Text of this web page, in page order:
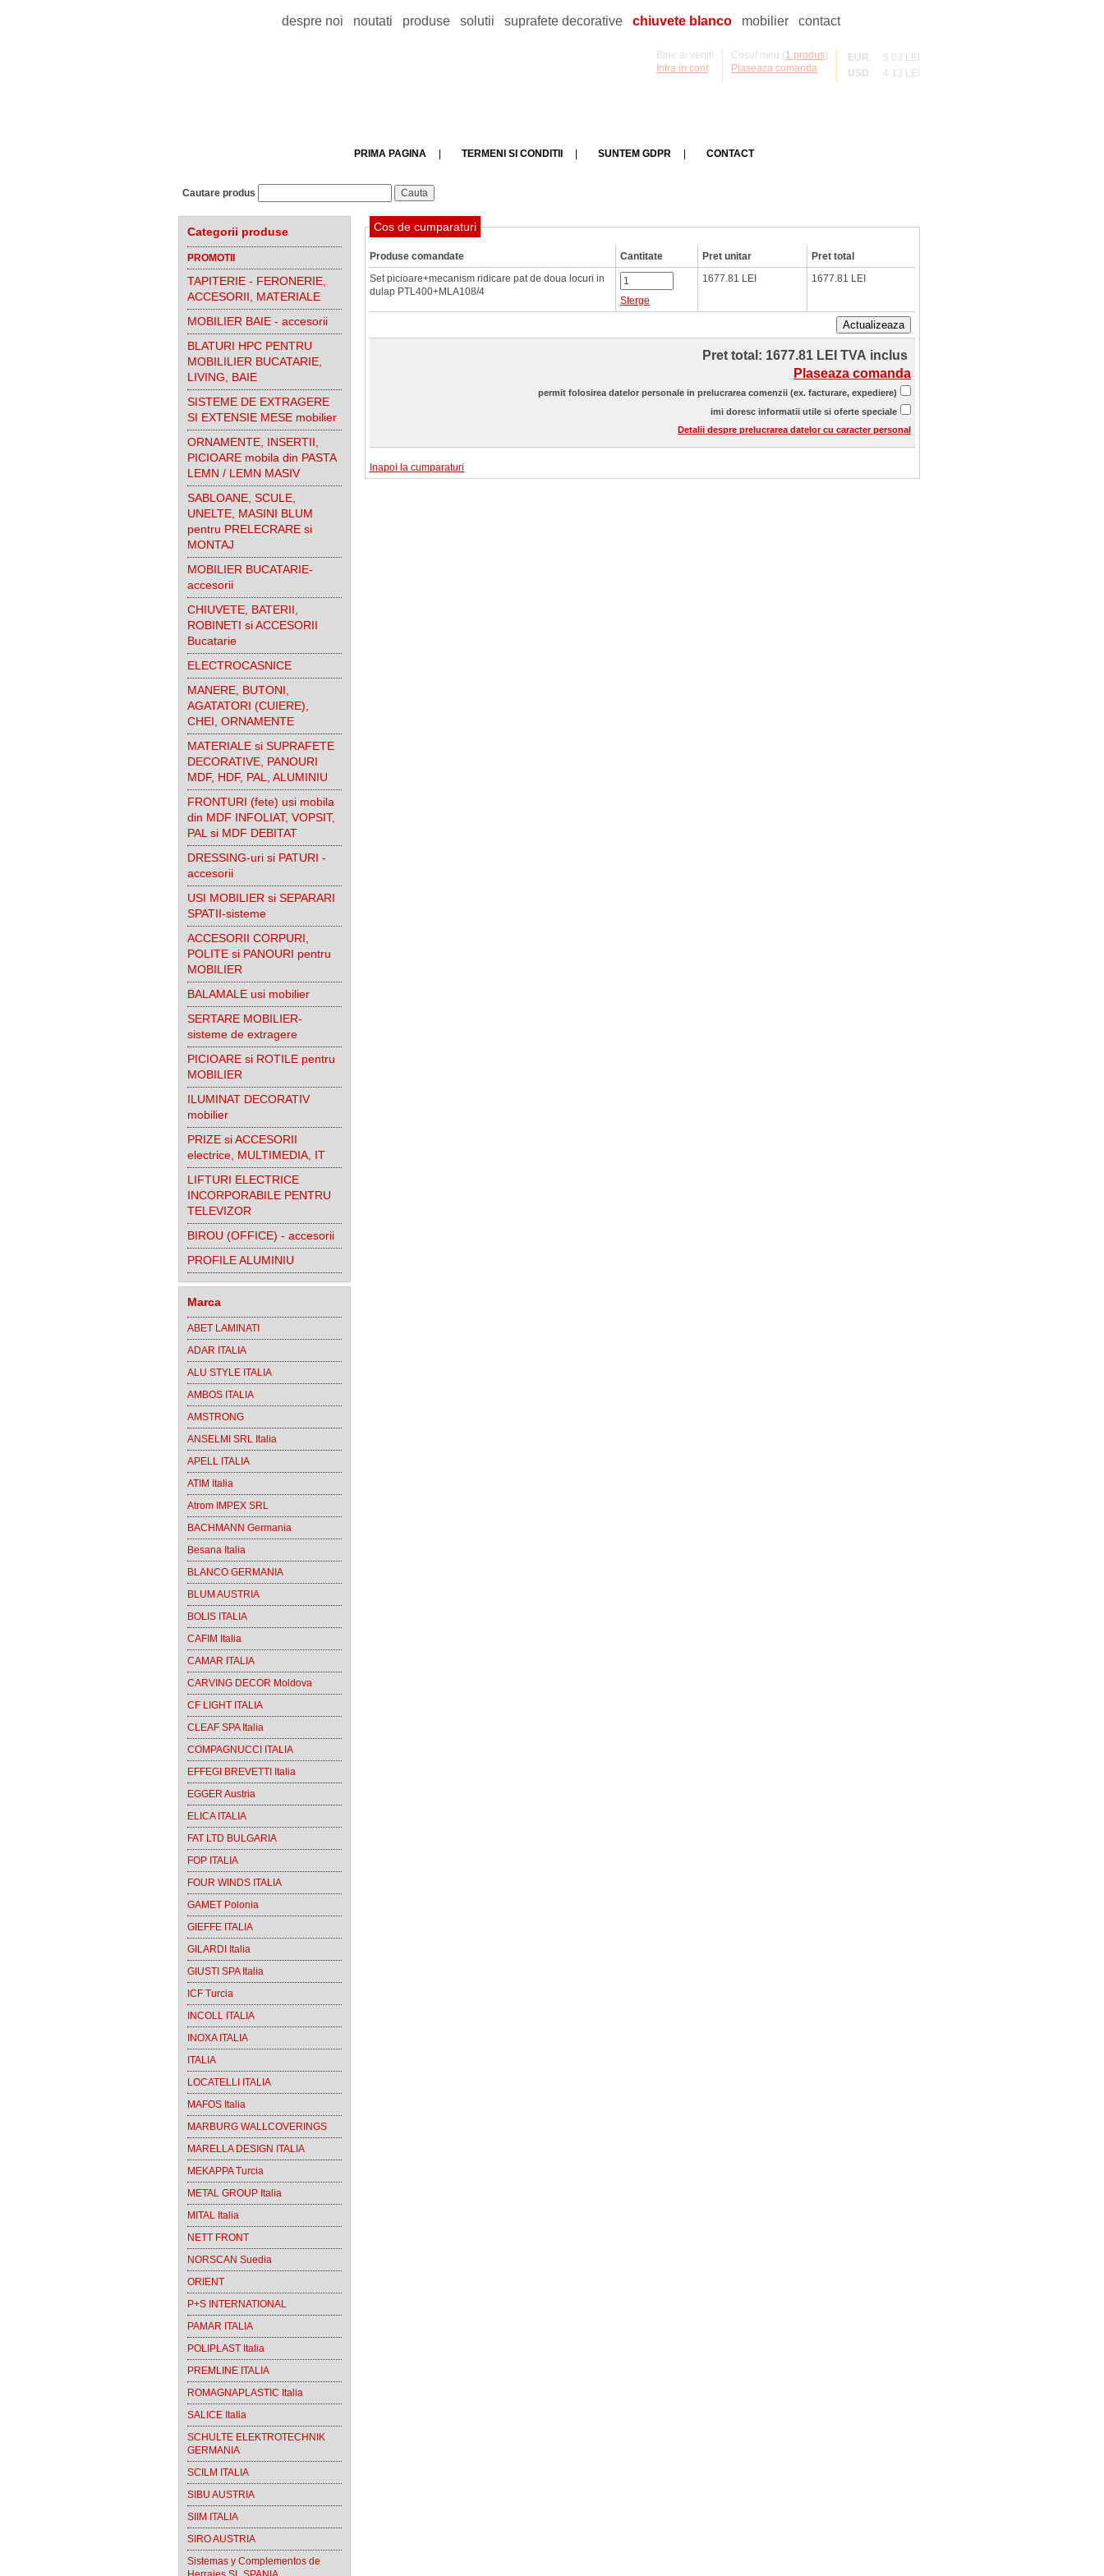
despre noi noutati produse solutii suprafete decorative chiuvete blanco mobilier contact
Bine ai venit!
Intra in cont
Cosul meu (1 produs)
Plaseaza comanda
EUR:
5.03 LEI
USD: 4.13 LEI
PRIMA PAGINA TERMENI SI CONDITII SUNTEM GDPR CONTACT
Cautare produs
Categorii produse
PROMOTII
TAPITERIE - FERONERIE,
ACCESORII, MATERIALE
MOBILIER BAIE - accesorii
BLATURI HPC PENTRU
MOBILILIER BUCATARIE,
LIVING, BAIE
SISTEME DE EXTRAGERE
SI EXTENSIE MESE mobilier
ORNAMENTE, INSERTII,
PICIOARE mobila din PASTA
LEMN / LEMN MASIV
SABLOANE, SCULE,
UNELTE, MASINI BLUM
pentru PRELECRARE si
MONTAJ
MOBILIER BUCATARIE-
accesorii
CHIUVETE, BATERII,
ROBINETI si ACCESORII
Bucatarie
ELECTROCASNICE
MANERE, BUTONI,
AGATATORI (CUIERE),
CHEI, ORNAMENTE
MATERIALE si SUPRAFETE
DECORATIVE, PANOURI
MDF, HDF, PAL, ALUMINIU
FRONTURI (fete) usi mobila
din MDF INFOLIAT, VOPSIT,
PAL si MDF DEBITAT
DRESSING-uri si PATURI -
accesorii
USI MOBILIER si SEPARARI
SPATII-sisteme
ACCESORII CORPURI,
POLITE si PANOURI pentru
MOBILIER
BALAMALE usi mobilier
SERTARE MOBILIER-
sisteme de extragere
PICIOARE si ROTILE pentru
MOBILIER
ILUMINAT DECORATIV
mobilier
PRIZE si ACCESORII
electrice, MULTIMEDIA, IT
LIFTURI ELECTRICE
INCORPORABILE PENTRU
TELEVIZOR
BIROU (OFFICE) - accesorii
PROFILE ALUMINIU
Marca
ABET LAMINATI
ADAR ITALIA
ALU STYLE ITALIA
AMBOS ITALIA
AMSTRONG
ANSELMI SRL Italia
APELL ITALIA
ATIM Italia
Atrom IMPEX SRL
BACHMANN Germania
Besana Italia
BLANCO GERMANIA
BLUM AUSTRIA
BOLIS ITALIA
CAFIM Italia
CAMAR ITALIA
CARVING DECOR Moldova
CF LIGHT ITALIA
CLEAF SPA Italia
COMPAGNUCCI ITALIA
EFFEGI BREVETTI Italia
EGGER Austria
ELICA ITALIA
FAT LTD BULGARIA
FOP ITALIA
FOUR WINDS ITALIA
GAMET Polonia
GIEFFE ITALIA
GILARDI Italia
GIUSTI SPA Italia
ICF Turcia
INCOLL ITALIA
INOXA ITALIA
ITALIA
LOCATELLI ITALIA
MAFOS Italia
MARBURG WALLCOVERINGS
MARELLA DESIGN ITALIA
MEKAPPA Turcia
METAL GROUP Italia
MITAL Italia
NETT FRONT
NORSCAN Suedia
ORIENT
P+S INTERNATIONAL
PAMAR ITALIA
POLIPLAST Italia
PREMLINE ITALIA
ROMAGNAPLASTIC Italia
SALICE Italia
SCHULTE ELEKTROTECHNIK
GERMANIA
SCILM ITALIA
SIBU AUSTRIA
SIIM ITALIA
SIRO AUSTRIA
Sistemas y Complementos de
Cos de cumparaturi
Produse comandate Cantitate Pret unitar
Pret total
Set picioare+mecanism ridicare pat de doua locuri in
dulap PTL400+MLA108/4
Sterge
1677.81 LEI 1677.81 LEI
Actualizeaza
Pret total: 1677.81 LEI TVA inclus
Plaseaza comanda
permit folosirea datelor personale in prelucrarea comenzii (ex. facturare, expediere)
imi doresc informatii utile si oferte speciale
Detalii despre prelucrarea datelor cu caracter personal
Inapoi la cumparaturi